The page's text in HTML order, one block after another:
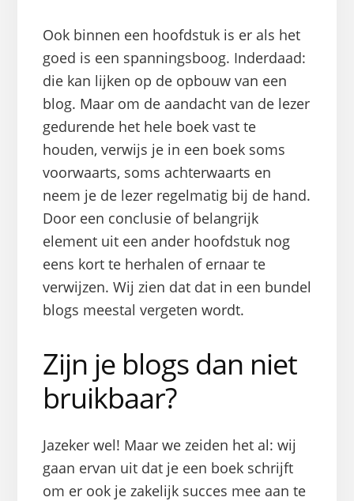
Ook binnen een hoofdstuk is er als het
goed is een spanningsboog. Inderdaad:
die kan lijken op de opbouw van een
blog. Maar om de aandacht van de lezer
gedurende het hele boek vast te
houden, verwijs je in een boek soms
voorwaarts, soms achterwaarts en
neem je de lezer regelmatig bij de hand.
Door een conclusie of belangrijk
element uit een ander hoofdstuk nog
eens kort te herhalen of ernaar te
verwijzen. Wij zien dat dat in een bundel
blogs meestal vergeten wordt.
Zijn je blogs dan niet
bruikbaar?
Jazeker wel! Maar we zeiden het al: wij
gaan ervan uit dat je een boek schrijft
om er ook je zakelijk succes mee aan te